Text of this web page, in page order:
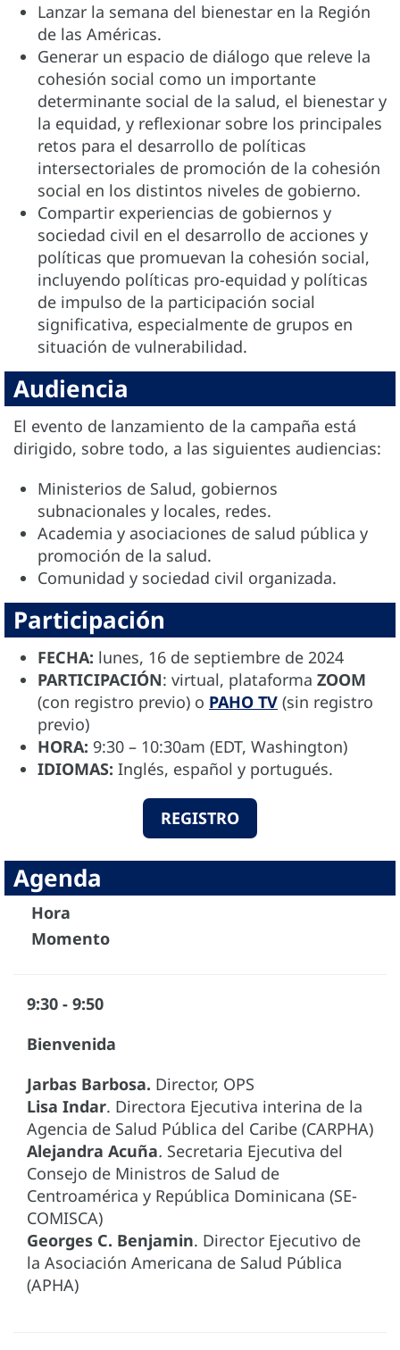
Lanzar la semana del bienestar en la Región
de las Américas.
Generar un espacio de diálogo que releve la
cohesión social como un importante
determinante social de la salud, el bienestar y
la equidad, y reflexionar sobre los principales
retos para el desarrollo de políticas
intersectoriales de promoción de la cohesión
social en los distintos niveles de gobierno.
Compartir experiencias de gobiernos y
sociedad civil en el desarrollo de acciones y
políticas que promuevan la cohesión social,
incluyendo políticas pro-equidad y políticas
de impulso de la participación social
significativa, especialmente de grupos en
situación de vulnerabilidad.
Audiencia
El evento de lanzamiento de la campaña está
dirigido, sobre todo, a las siguientes audiencias:
Ministerios de Salud, gobiernos
subnacionales y locales, redes.
Academia y asociaciones de salud pública y
promoción de la salud.
Comunidad y sociedad civil organizada.
Participación
FECHA: lunes, 16 de septiembre de 2024
PARTICIPACIÓN: virtual, plataforma ZOOM
(con registro previo) o PAHO TV (sin registro
previo)
HORA: 9:30 – 10:30am (EDT, Washington)
IDIOMAS: Inglés, español y portugués.
REGISTRO
Agenda
Hora
Momento
9:30 - 9:50
Bienvenida
Jarbas Barbosa. Director, OPS
Lisa Indar. Directora Ejecutiva interina de la
Agencia de Salud Pública del Caribe (CARPHA)
Alejandra Acuña. Secretaria Ejecutiva del
Consejo de Ministros de Salud de
Centroamérica y República Dominicana (SE-
COMISCA)
Georges C. Benjamin. Director Ejecutivo de
la Asociación Americana de Salud Pública
(APHA)